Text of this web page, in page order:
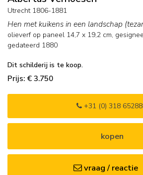
Utrecht 1806-1881
Hen met kuikens in een landschap
olieverf op paneel 14,7 x 19,2 cm,
gedateerd 1880
Dit schilderij is te koop.
Prijs: € 3.750
+31 (0) 318
kopen
vraag / reactie